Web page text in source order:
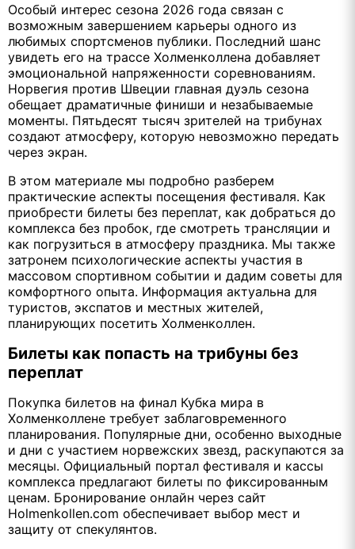
Особый интерес сезона 2026 года связан с
возможным завершением карьеры одного из
любимых спортсменов публики. Последний шанс
увидеть его на трассе Холменколлена добавляет
эмоциональной напряженности соревнованиям.
Норвегия против Швеции главная дуэль сезона
обещает драматичные финиши и незабываемые
моменты. Пятьдесят тысяч зрителей на трибунах
создают атмосферу, которую невозможно передать
через экран.
В этом материале мы подробно разберем
практические аспекты посещения фестиваля. Как
приобрести билеты без переплат, как добраться до
комплекса без пробок, где смотреть трансляции и
как погрузиться в атмосферу праздника. Мы также
затронем психологические аспекты участия в
массовом спортивном событии и дадим советы для
комфортного опыта. Информация актуальна для
туристов, экспатов и местных жителей,
планирующих посетить Холменколлен.
Билеты как попасть на трибуны без
переплат
Покупка билетов на финал Кубка мира в
Холменколлене требует заблаговременного
планирования. Популярные дни, особенно выходные
и дни с участием норвежских звезд, раскупаются за
месяцы. Официальный портал фестиваля и кассы
комплекса предлагают билеты по фиксированным
ценам. Бронирование онлайн через сайт
Holmenkollen.com обеспечивает выбор мест и
защиту от спекулянтов.